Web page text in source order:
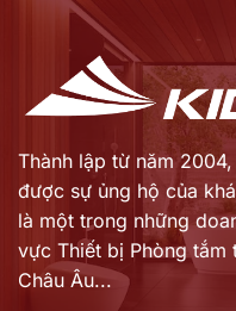
Thành lập từ năm
được sự ủng hộ của
là một trong những
vực Thiết bị Phòng tắm
Châu Âu...